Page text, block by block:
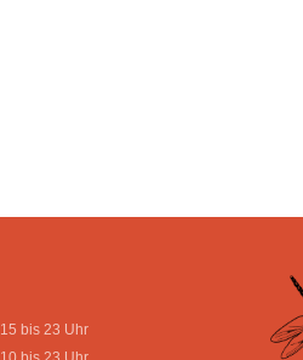
15 bis 23 Uhr